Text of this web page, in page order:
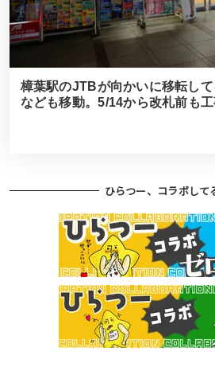
樟葉駅のJTBが向かいに移転し
なども移動。5/14から改札前も
ひらつー、コラボして